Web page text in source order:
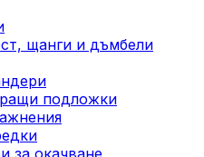
щанги и дъмбели
подложки
за окачване